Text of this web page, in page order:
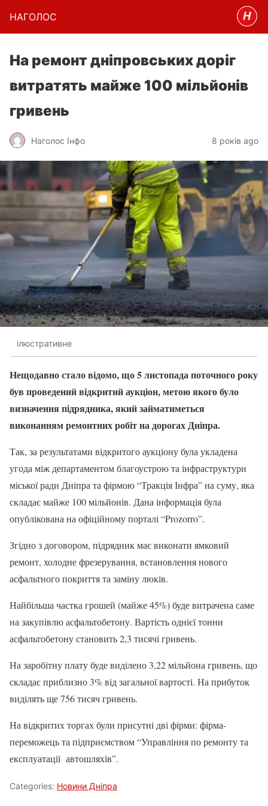
НАГОЛОC
На ремонт дніпровських доріг
витратять майже 100 мільйонів
гривень
Наголос Інфо 8 років ago
ілюстративне
Нещодавно стало відомо, що 5 листопада поточного року
був проведений відкритий аукціон, метою якого було
визначення підрядника, який займатиметься
виконанням ремонтних робіт на дорогах Дніпра.
Так, за результатами відкритого аукціону була укладена
угода між департаментом благоустрою та інфраструктури
міської ради Дніпра та фірмою “Тракція Інфра” на суму, яка
складає майже 100 мільйонів. Дана інформація була
опублікована на офіційному порталі “Prozorro”.
Згідно з договором, підрядник має виконати ямковий
ремонт, холодне фрезерування, встановлення нового
асфальтного покриття та заміну люків.
Найбільша частка грошей (майже 45%) буде витрачена саме
на закупівлю асфальтобетону. Вартість однієї тонни
асфальтобетону становить 2,3 тисячі гривень.
На заробітну плату буде виділено 3,22 мільйона гривень, що
складає приблизно 3% від загальної вартості. На прибуток
виділять ще 756 тисяч гривень.
На відкритих торгах були присутні дві фірми: фірма-
переможець та підприємством “Управління по ремонту та
експлуатації автошляхів”.
Categories: Новини Дніпра